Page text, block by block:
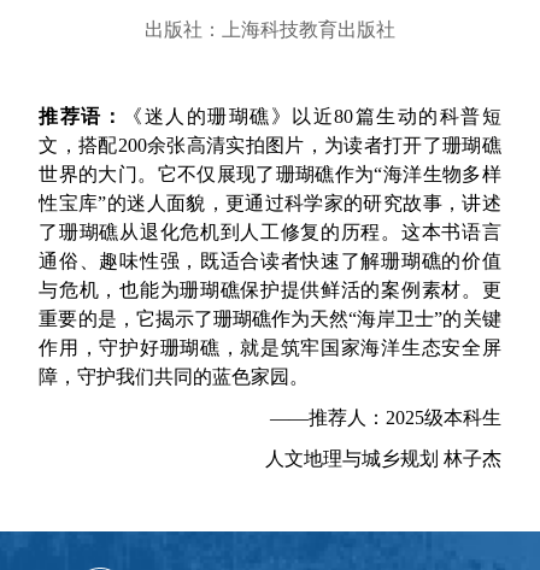
出版社：上海科技教育出版社
推荐语：
《迷人的珊瑚礁》以近80篇生动的科普短
文，搭配200余张高清实拍图片，为读者打开了珊瑚礁
世界的大门。它不仅展现了珊瑚礁作为“海洋生物多样
性宝库”的迷人面貌，更通过科学家的研究故事，讲述
了珊瑚礁从退化危机到人工修复的历程。这本书语言
通俗、趣味性强，既适合读者快速了解珊瑚礁的价值
与危机，也能为珊瑚礁保护提供鲜活的案例素材。更
重要的是，它揭示了珊瑚礁作为天然“海岸卫士”的关键
作用，守护好珊瑚礁，就是筑牢国家海洋生态安全屏
障，守护我们共同的蓝色家园。
——推荐人：2025级本科生
人文地理与城乡规划 林子杰